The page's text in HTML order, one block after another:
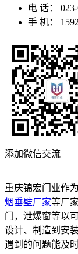
电 话：
手 机：
添加微信交流
重庆锦宏门业作为
烟垂壁厂家等厂
门，泄爆窗等以
设计、制造到安
遇到的问题能及时